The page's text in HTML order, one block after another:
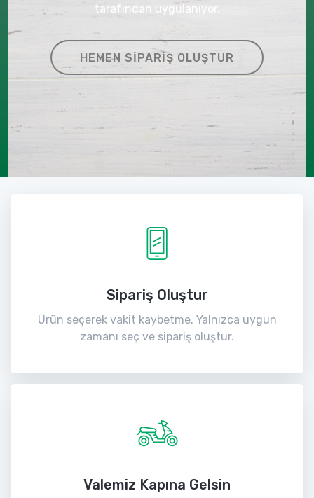
tarafından uygulanıyor.
HEMEN SIPARIŞ OLUŞTUR
Sipariş Oluştur
Ürün seçerek vakit kaybetme. Yalnızca uygun
zamanı seç ve sipariş oluştur.
Valemiz Kapına Gelsin